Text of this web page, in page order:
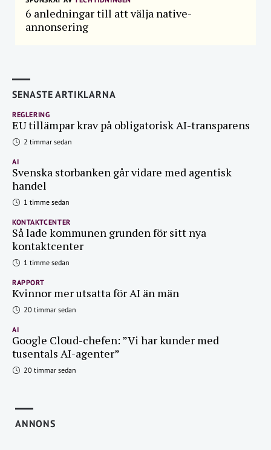
6 anledningar till att välja native-
annonsering
SENASTE ARTIKLARNA
REGLERING
EU tillämpar krav på obligatorisk AI-transparens
2 timmar sedan
AI
Svenska storbanken går vidare med agentisk
handel
1 timme sedan
KONTAKTCENTER
Så lade kommunen grunden för sitt nya
kontaktcenter
1 timme sedan
RAPPORT
Kvinnor mer utsatta för AI än män
20 timmar sedan
AI
Google Cloud-chefen: ”Vi har kunder med
tusentals AI-agenter”
20 timmar sedan
ANNONS